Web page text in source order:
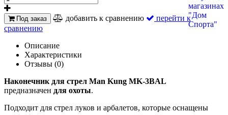
Под заказ добавить к сравнению
перейти к
сравнению
Описание
Характеристики
Отзывы (0)
Наконечник для стрел Man Kung MK-3BAL
предназначен для охоты.
Подходит для стрел луков и арбалетов, которые оснащены